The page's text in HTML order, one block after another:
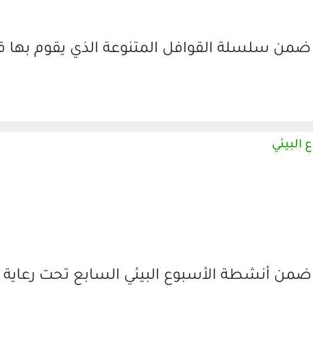
ضمن سلسلة القوافل المتنوعة الذي يقوم
البيئي
أنشطة الأسبوع البيئي السابع تحت رعاية